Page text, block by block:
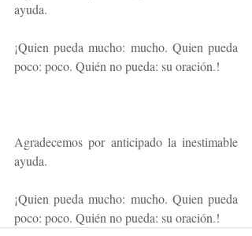
ayuda.
¡Quien pueda mucho: mucho. Quien pueda
poco: poco. Quién no pueda: su oración.!
Agradecemos por anticipado la inestimable
ayuda.
¡Quien pueda mucho: mucho. Quien pueda
poco: poco. Quién no pueda: su oración.!